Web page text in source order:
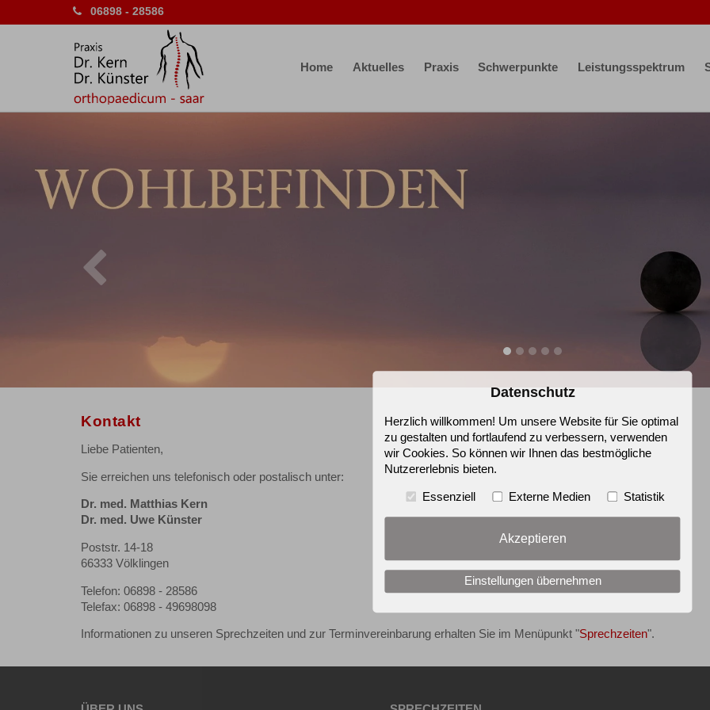
06898 - 28586
Home Aktuelles Praxis Schwerpunkte Leistungsspektrum
Kontakt
Liebe Patienten,
Sie erreichen uns telefonisch oder postalisch unter:
Dr. med. Matthias Kern
Dr. med. Uwe Künster
Poststr. 14-18
66333 Völklingen
Telefon: 06898 - 28586
Telefax: 06898 - 49698098
Informationen zu unseren Sprechzeiten und zur Terminvereinbarung erhalten Sie im Menüpunkt "Sprechzeiten".
Datenschutz
Herzlich willkommen! Um unsere Website für Sie optimal
zu gestalten und fortlaufend zu verbessern, verwenden
wir Cookies. So können wir Ihnen das bestmögliche
Nutzererlebnis bieten.
Essenziell Externe Medien Statistik
Akzeptieren
Einstellungen übernehmen